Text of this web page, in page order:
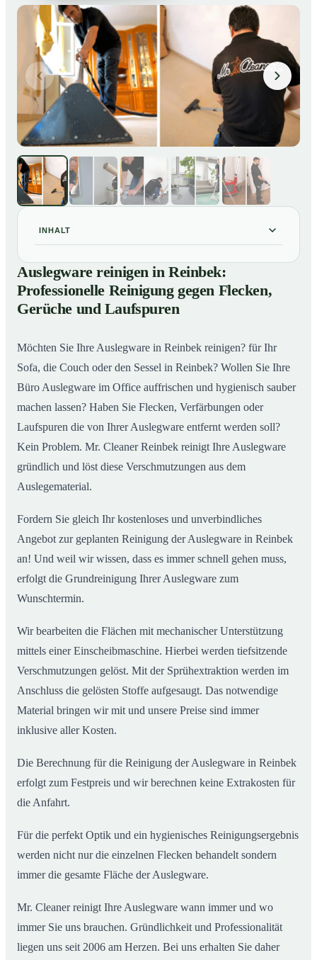
INHALT
01 Auslegware reinigen in Reinbek: Professionelle
Reinigung gegen Flecken, Gerüche und Laufspuren
02 So wird Auslegware in Reinbek professionell gereinigt
Auslegware reinigen in Reinbek:
Professionelle Reinigung gegen Flecken,
Gerüche und Laufspuren
Möchten Sie Ihre Auslegware in Reinbek reinigen? für Ihr
Sofa, die Couch oder den Sessel in Reinbek? Wollen Sie Ihre
Büro Auslegware im Office auffrischen und hygienisch sauber
machen lassen? Haben Sie Flecken, Verfärbungen oder
Laufspuren die von Ihrer Auslegware entfernt werden soll?
Kein Problem. Mr. Cleaner Reinbek reinigt Ihre Auslegware
gründlich und löst diese Verschmutzungen aus dem
Auslegematerial.
Fordern Sie gleich Ihr kostenloses und unverbindliches
Angebot zur geplanten Reinigung der Auslegware in Reinbek
an! Und weil wir wissen, dass es immer schnell gehen muss,
erfolgt die Grundreinigung Ihrer Auslegware zum
Wunschtermin.
Wir bearbeiten die Flächen mit mechanischer Unterstützung
mittels einer Einscheibmaschine. Hierbei werden tiefsitzende
Verschmutzungen gelöst. Mit der Sprühextraktion werden im
Anschluss die gelösten Stoffe aufgesaugt. Das notwendige
Material bringen wir mit und unsere Preise sind immer
inklusive aller Kosten.
Die Berechnung für die Reinigung der Auslegware in Reinbek
erfolgt zum Festpreis und wir berechnen keine Extrakosten für
die Anfahrt.
Für die perfekt Optik und ein hygienisches Reinigungsergebnis
werden nicht nur die einzelnen Flecken behandelt sondern
immer die gesamte Fläche der Auslegware.
Mr. Cleaner reinigt Ihre Auslegware wann immer und wo
immer Sie uns brauchen. Gründlichkeit und Professionalität
liegen uns seit 2006 am Herzen. Bei uns erhalten Sie daher